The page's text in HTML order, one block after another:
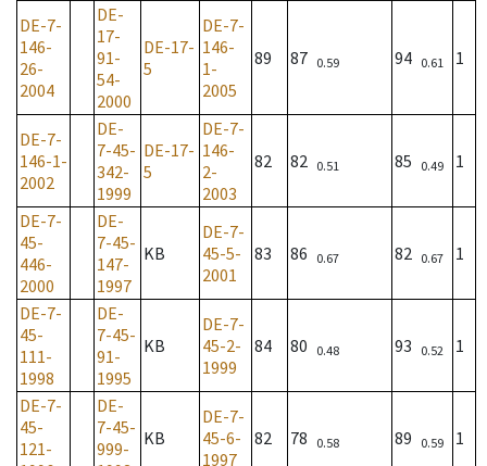
DE-7-
146-
26-
2004
DE-
17-
91-
54-
2000
DE-17-
5
DE-7-
146-
1-
2005
89 87 0.59 94 0.61 1
DE-7-
146-1-
2002
DE-
7-45-
342-
1999
DE-17-
5
DE-7-
146-
2-
2003
82 82 0.51 85 0.49 1
DE-7-
45-
446-
2000
DE-
7-45-
147-
1997
KB
DE-7-
45-5-
2001
83 86 0.67 82 0.67 1
DE-7-
45-
111-
1998
DE-
7-45-
91-
1995
KB
DE-7-
45-2-
1999
84 80 0.48 93 0.52 1
DE-7-
45-
121-
DE-
7-45-
999-
KB
DE-7-
45-6-
1997
82 78 0.58 89 0.59 1